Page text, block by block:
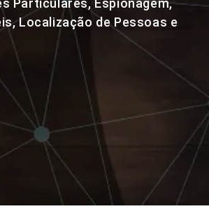
Particulares, Espionagem,
Localização de Pessoas e